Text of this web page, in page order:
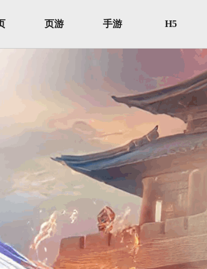
页游 手游 H5